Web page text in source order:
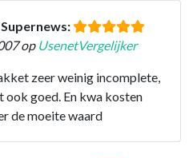
op UsenetVergelijker
zeer weinig incomplete,
ook goed. En kwa kosten
de moeite waard